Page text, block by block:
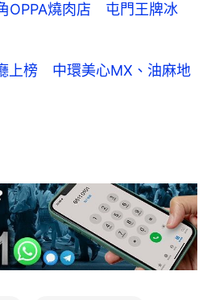
OPPA燒肉店 屯門王牌冰
上榜 中環美心MX、油麻地